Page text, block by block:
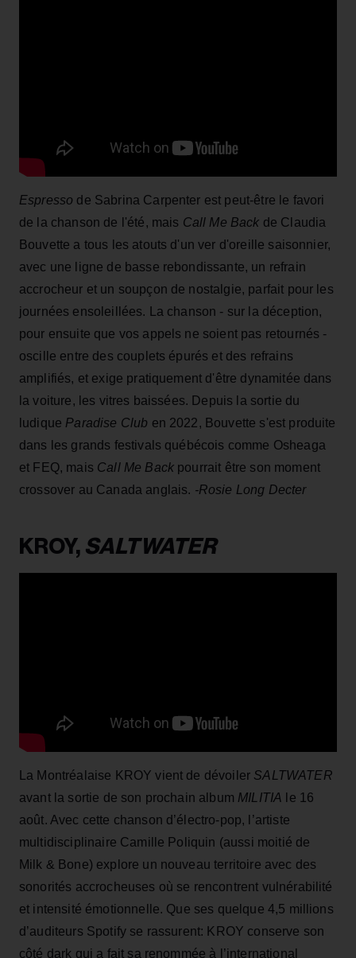
Espresso de Sabrina Carpenter est peut-être le favori
de la chanson de l'été, mais Call Me Back de Claudia
Bouvette a tous les atouts d'un ver d'oreille saisonnier,
avec une ligne de basse rebondissante, un refrain
accrocheur et un soupçon de nostalgie, parfait pour les
journées ensoleillées. La chanson - sur la déception,
pour ensuite que vos appels ne soient pas retournés -
oscille entre des couplets épurés et des refrains
amplifiés, et exige pratiquement d'être dynamitée dans
la voiture, les vitres baissées. Depuis la sortie du
ludique Paradise Club en 2022, Bouvette s'est produite
dans les grands festivals québécois comme Osheaga
et FEQ, mais Call Me Back pourrait être son moment
crossover au Canada anglais. -Rosie Long Decter
KROY, SALTWATER
La Montréalaise KROY vient de dévoiler SALTWATER
avant la sortie de son prochain album MILITIA le 16
août. Avec cette chanson d’électro-pop, l’artiste
multidisciplinaire Camille Poliquin (aussi moitié de
Milk & Bone) explore un nouveau territoire avec des
sonorités accrocheuses où se rencontrent vulnérabilité
et intensité émotionnelle. Que ses quelque 4,5 millions
d’auditeurs Spotify se rassurent: KROY conserve son
côté dark qui a fait sa renommée à l’international